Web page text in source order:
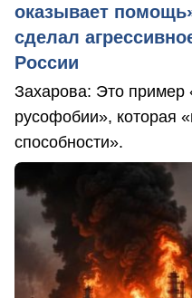
оказывает
сделал
России
Захарова: Это пример
русофобии», которая
способности».